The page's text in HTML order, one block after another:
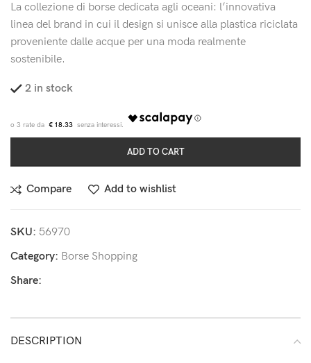
La collezione di borse dedicata agli oceani: l’innovativa
linea del brand in cui il design si unisce alla plastica riciclata
proveniente dalle acque per una moda realmente
sostenibile.
2 in stock
€ 18.33
ADD TO CART
Compare Add to wishlist
SKU: 56970
Category: Borse Shopping
Share:
DESCRIPTION